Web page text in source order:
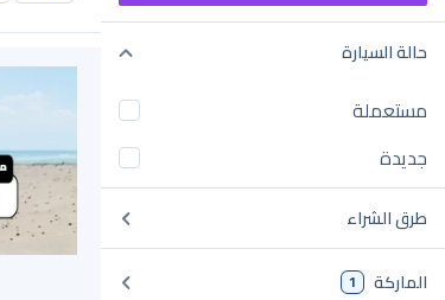
حالة السيارة
مستعملة
جديدة
طرق الشراء
الماركة 1